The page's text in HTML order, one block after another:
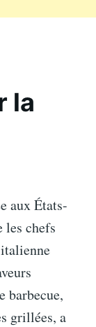
la
aux États-
les chefs
barbecue,
grillées, a